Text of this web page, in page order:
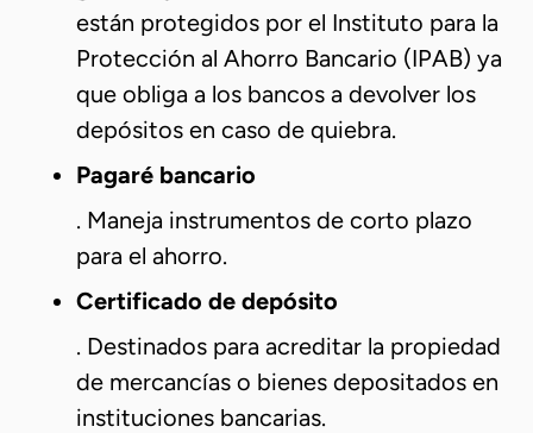
están protegidos por el Instituto para la
Protección al Ahorro Bancario (IPAB) ya
que obliga a los bancos a devolver los
depósitos en caso de quiebra.
Pagaré bancario
. Maneja instrumentos de corto plazo
para el ahorro.
Certificado de depósito
. Destinados para acreditar la propiedad
de mercancías o bienes depositados en
instituciones bancarias.